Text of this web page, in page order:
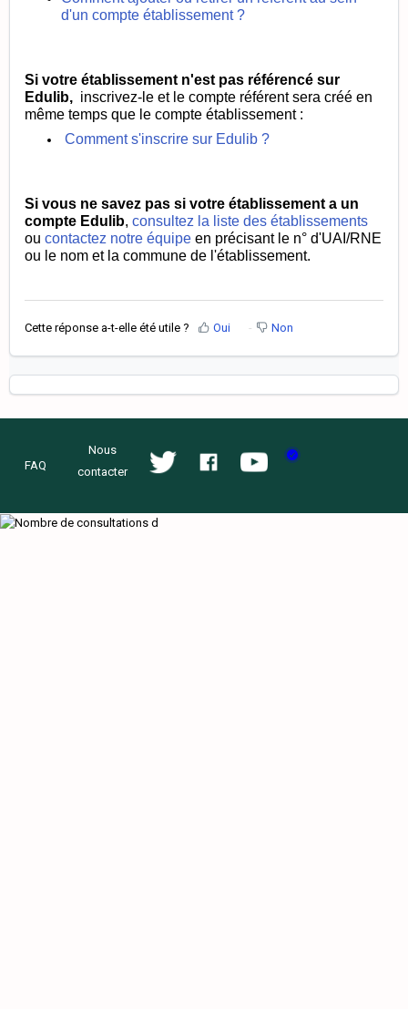
d'un compte établissement ?
Si votre établissement n'est pas référencé sur
Edulib, inscrivez-le et le compte référent sera créé en
même temps que le compte établissement :
Comment s'inscrire sur Edulib ?
Si vous ne savez pas si votre établissement a un
compte Edulib, consultez la liste des établissements
ou contactez notre équipe en précisant le n° d'UAI/RNE
ou le nom et la commune de l'établissement.
Cette réponse a-t-elle été utile ? Oui Non
FAQ
Nous
contacter